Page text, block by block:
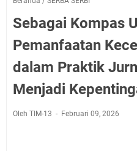
Sebagai Kompas
Pemanfaatan
dalam Praktik
Menjadi
Oleh TIM-13 Februari 09, 2026